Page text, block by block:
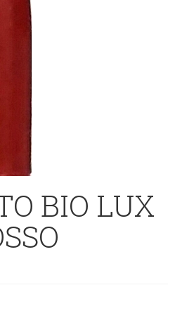
BIO LUX